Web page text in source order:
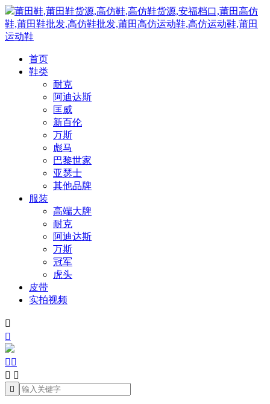
莆田鞋,莆田鞋货源,高仿鞋,高仿鞋货源,安福档口,莆田高仿
鞋,莆田鞋批发,高仿鞋批发,莆田高仿运动鞋,高仿运动鞋,莆田
运动鞋
首页
鞋类
耐克
阿迪达斯
匡威
新百伦
万斯
彪马
巴黎世家
亚瑟士
其他品牌
服装
高端大牌
耐克
阿迪达斯
万斯
冠军
虎头
皮带
实拍视频


 
 
